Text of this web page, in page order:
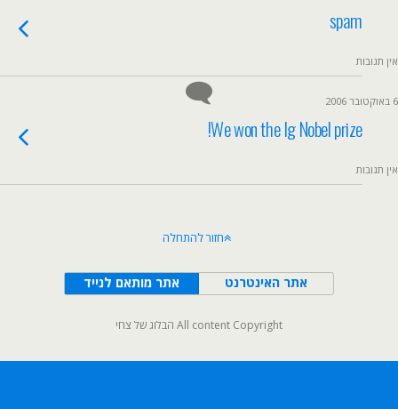
spam
אין תגובות
6 באוקטובר 2006
We won the Ig Nobel prize!
אין תגובות
חזור להתחלה
אתר מותאם לנייד אתר האינטרנט
All content Copyright הבלוג של צחי